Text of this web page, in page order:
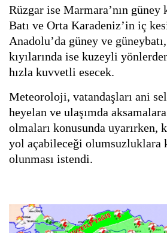
Rüzgar ise Marmara’nın
Batı ve Orta Karadeniz’in iç
Anadolu’da güney ve
kıyılarında ise kuzeyli
hızla kuvvetli esecek.
Meteoroloji, vatandaşları ani
heyelan ve ulaşımda
olmaları konusunda uyarırken,
yol açabileceği olumsuzluklara
olunması istendi.